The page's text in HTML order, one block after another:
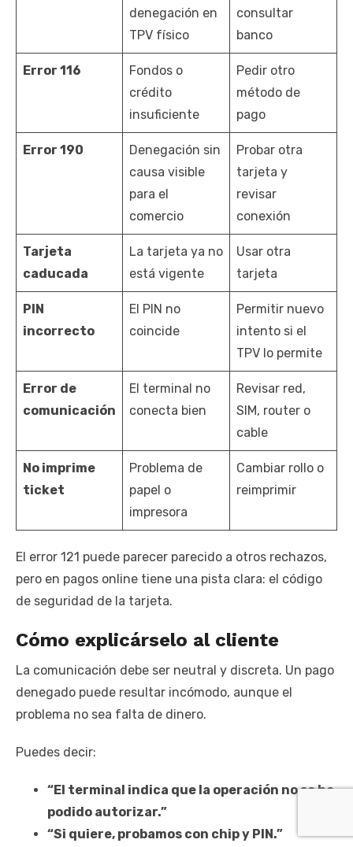
denegación en
TPV físico
consultar
banco
Error 116
Fondos o
crédito
insuficiente
Pedir otro
método de
pago
Error 190
Denegación sin
causa visible
para el
comercio
Probar otra
tarjeta y
revisar
conexión
Tarjeta
caducada
La tarjeta ya no
está vigente
Usar otra
tarjeta
PIN
incorrecto
El PIN no
coincide
Permitir nuevo
intento si el
TPV lo permite
Error de
comunicación
El terminal no
conecta bien
Revisar red,
SIM, router o
cable
No imprime
ticket
Problema de
papel o
impresora
Cambiar rollo o
reimprimir
El error 121 puede parecer parecido a otros rechazos,
pero en pagos online tiene una pista clara: el código
de seguridad de la tarjeta.
Cómo explicárselo al cliente
La comunicación debe ser neutral y discreta. Un pago
denegado puede resultar incómodo, aunque el
problema no sea falta de dinero.
Puedes decir:
“El terminal indica que la operación no se ha
podido autorizar.”
“Si quiere, probamos con chip y PIN.”